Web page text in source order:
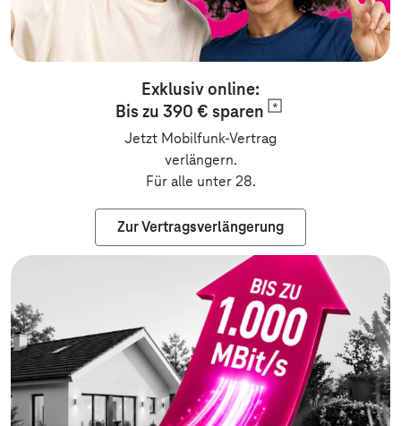
Exklusiv online:
Bis zu 390 € sparen
Jetzt Mobilfunk-Vertrag
verlängern.
Für alle unter 28.
Zur Vertragsverlängerung